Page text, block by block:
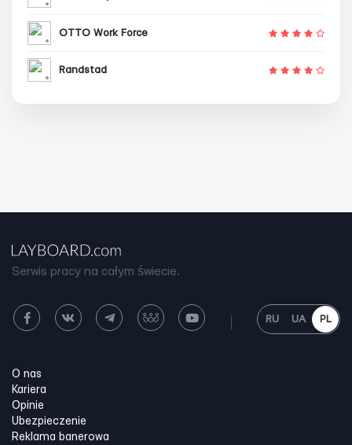
OTTO Work Force
Randstad
Serwis pracy na całym świecie.
RU UA PL
O nas
Kariera
Opinie
Ubezpieczenie
Reklama banerowa